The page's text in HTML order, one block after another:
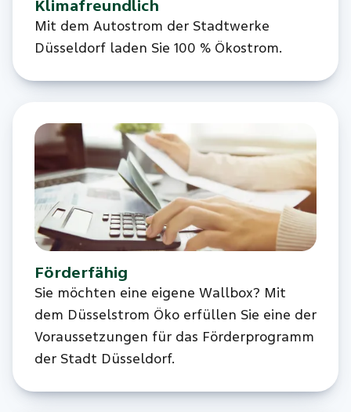
Klimafreundlich
Mit dem Autostrom der Stadtwerke
Düsseldorf laden Sie 100 % Ökostrom.
Förderfähig
Sie möchten eine eigene Wallbox? Mit
dem Düsselstrom Öko erfüllen Sie eine der
Voraussetzungen für das Förderprogramm
der Stadt Düsseldorf.